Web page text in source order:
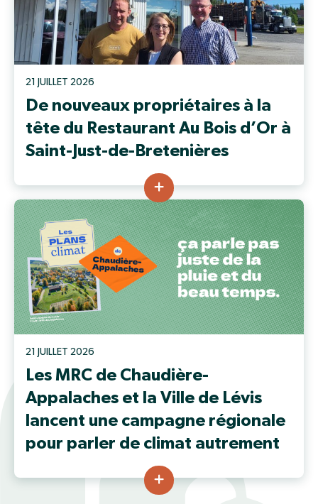
21 JUILLET 2026
De nouveaux propriétaires à la
tête du Restaurant Au Bois d’Or à
Saint-Just-de-Bretenières
21 JUILLET 2026
Les MRC de Chaudière-
Appalaches et la Ville de Lévis
lancent une campagne régionale
pour parler de climat autrement